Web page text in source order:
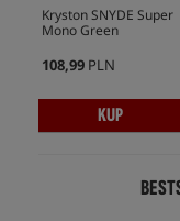
Kryston SNYDE Super
Mono Green
108,99 PLN
KUP